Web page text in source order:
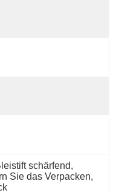
schärfend,
Sie das Verpacken,